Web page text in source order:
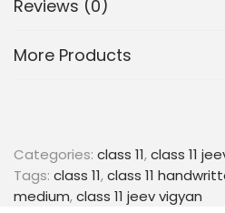
Class 11 Biology handwritten
Reviews (0)
More Products
Categories: class 11,class 11
Tags: class 11,class 11
medium,class 11 jeev vigyan